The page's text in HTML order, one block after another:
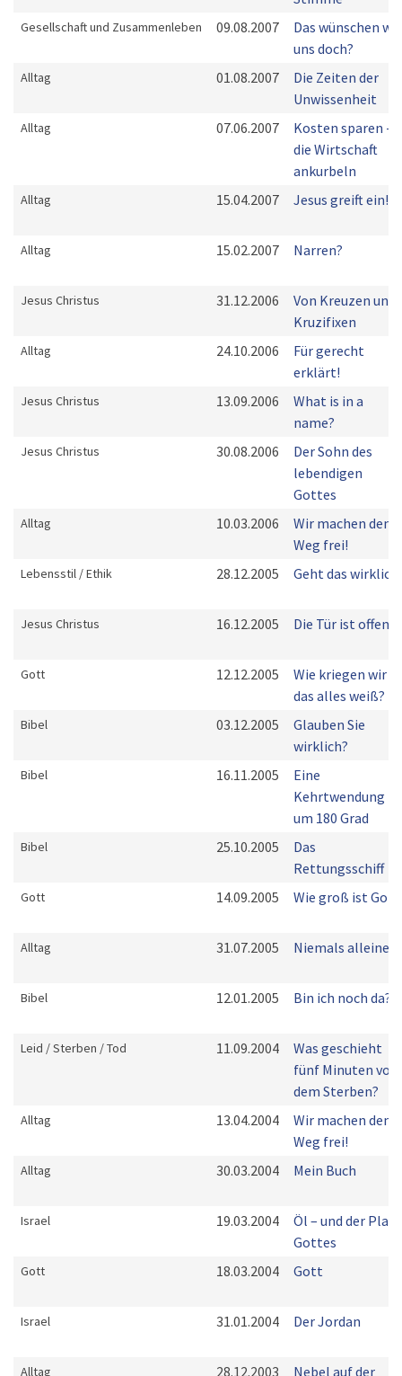
Gesellschaft und Zusammenleben 09.08.2007
Das wünschen wir
uns doch?
Alltag 01.08.2007
Die Zeiten der
Unwissenheit
Alltag 07.06.2007
Kosten sparen -
die Wirtschaft
ankurbeln
Alltag 15.04.2007 Jesus greift ein!
Alltag 15.02.2007 Narren?
Jesus Christus 31.12.2006
Von Kreuzen und
Kruzifixen
Alltag 24.10.2006
Für gerecht
erklärt!
Jesus Christus 13.09.2006
What is in a
name?
Jesus Christus 30.08.2006
Der Sohn des
lebendigen
Gottes
Alltag 10.03.2006
Wir machen den
Weg frei!
Lebensstil / Ethik 28.12.2005 Geht das
Jesus Christus 16.12.2005 Die Tür ist offen
Gott 12.12.2005
Wie kriegen wir
das alles weiß?
Bibel 03.12.2005
Glauben Sie
wirklich?
Bibel 16.11.2005
Eine
Kehrtwendung
um 180 Grad
Bibel 25.10.2005
Das
Rettungsschiff
Gott 14.09.2005 Wie groß ist
Alltag 31.07.2005 Niemals alleine
Bibel 12.01.2005 Bin ich noch da?
Leid / Sterben / Tod 11.09.2004
Was geschieht
fünf Minuten vor
dem Sterben?
Alltag 13.04.2004
Wir machen den
Weg frei!
Alltag 30.03.2004 Mein Buch
Israel 19.03.2004
Öl – und der Plan
Gottes
Gott 18.03.2004 Gott
Israel 31.01.2004 Der Jordan
Alltag 28.12.2003
Nebel auf der